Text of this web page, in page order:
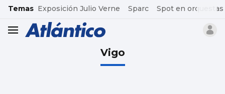
common.go-to-content
Temas Exposición Julio Verne Sparc Spot en orquestas
header.menu.open
Vigo